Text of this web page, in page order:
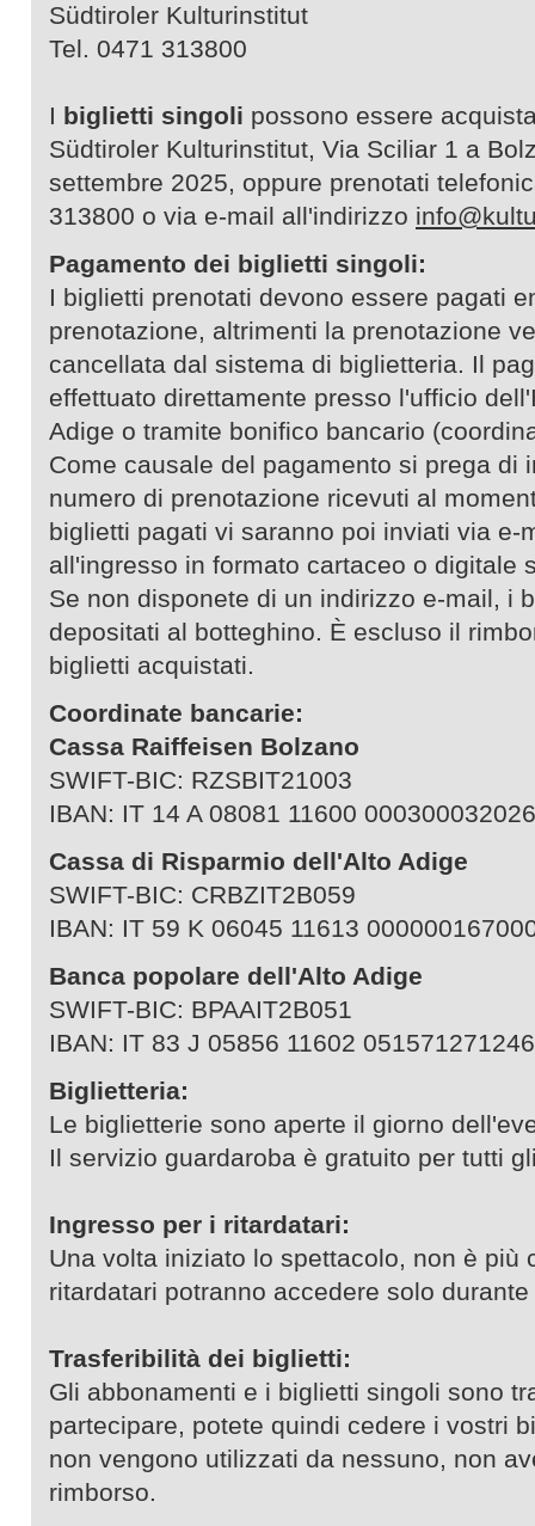
Südtiroler Kulturinstitut
Tel. 0471 313800
I biglietti singoli possono essere
Südtiroler Kulturinstitut, Via Sciliar 1 a
settembre 2025, oppure prenotati
313800 o via e-mail all'indirizzo
Pagamento dei biglietti singoli:
I biglietti prenotati devono essere pagati
prenotazione, altrimenti la prenotazione
cancellata dal sistema di biglietteria. Il
effettuato direttamente presso l'ufficio
Adige o tramite bonifico bancario
Come causale del pagamento si prega di
numero di prenotazione ricevuti al
biglietti pagati vi saranno poi inviati via e-
all'ingresso in formato cartaceo o digitale
Se non disponete di un indirizzo e-mail, i
depositati al botteghino. È escluso il
biglietti acquistati.
Coordinate bancarie:
Cassa Raiffeisen Bolzano
SWIFT-BIC: RZSBIT21003
IBAN: IT 14 A 08081 11600 000300032026
Cassa di Risparmio dell'Alto Adige
SWIFT-BIC: CRBZIT2B059
IBAN: IT 59 K 06045 11613
Banca popolare dell'Alto Adige
SWIFT-BIC: BPAAIT2B051
IBAN: IT 83 J 05856 11602 051571271246
Biglietteria:
Le biglietterie sono aperte il giorno
Il servizio guardaroba è gratuito per tutti
Ingresso per i ritardatari:
Una volta iniziato lo spettacolo, non è più
ritardatari potranno accedere solo
Trasferibilità dei biglietti:
Gli abbonamenti e i biglietti singoli sono
partecipare, potete quindi cedere i vostri
non vengono utilizzati da nessuno, non
rimborso.